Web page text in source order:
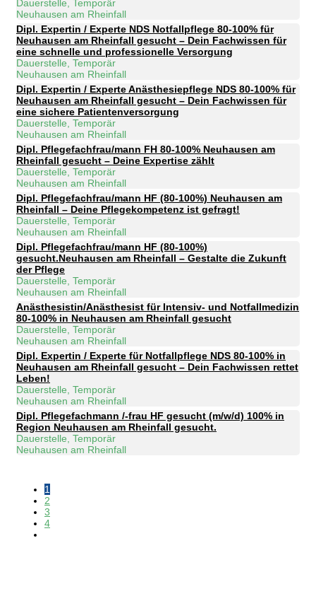
Dauerstelle, Temporär
Neuhausen am Rheinfall
Dipl. Expertin / Experte NDS Notfallpflege 80-100% für
Neuhausen am Rheinfall gesucht – Dein Fachwissen für
eine schnelle und professionelle Versorgung
Dauerstelle, Temporär
Neuhausen am Rheinfall
Dipl. Expertin / Experte Anästhesiepflege NDS 80-100% für
Neuhausen am Rheinfall gesucht – Dein Fachwissen für
eine sichere Patientenversorgung
Dauerstelle, Temporär
Neuhausen am Rheinfall
Dipl. Pflegefachfrau/mann FH 80-100% Neuhausen am
Rheinfall gesucht – Deine Expertise zählt
Dauerstelle, Temporär
Neuhausen am Rheinfall
Dipl. Pflegefachfrau/mann HF (80-100%) Neuhausen am
Rheinfall – Deine Pflegekompetenz ist gefragt!
Dauerstelle, Temporär
Neuhausen am Rheinfall
Dipl. Pflegefachfrau/mann HF (80-100%)
gesucht.Neuhausen am Rheinfall – Gestalte die Zukunft
der Pflege
Dauerstelle, Temporär
Neuhausen am Rheinfall
Anästhesistin/Anästhesist für Intensiv- und Notfallmedizin
80-100% in Neuhausen am Rheinfall gesucht
Dauerstelle, Temporär
Neuhausen am Rheinfall
Dipl. Expertin / Experte für Notfallpflege NDS 80-100% in
Neuhausen am Rheinfall gesucht – Dein Fachwissen rettet
Leben!
Dauerstelle, Temporär
Neuhausen am Rheinfall
Dipl. Pflegefachmann /-frau HF gesucht (m/w/d) 100% in
Region Neuhausen am Rheinfall gesucht.
Dauerstelle, Temporär
Neuhausen am Rheinfall
1
2
3
4